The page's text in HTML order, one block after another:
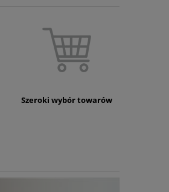
Szeroki wybór towarów